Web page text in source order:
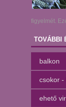
figyelmét.
TOVÁBBI
balkon
csokor -
ehető